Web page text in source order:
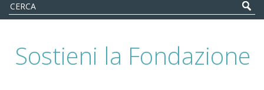
Sostieni la Fondazione